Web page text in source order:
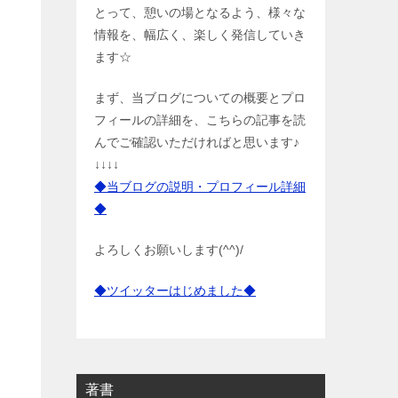
とって、憩いの場となるよう、様々な
情報を、幅広く、楽しく発信していき
ます☆
まず、当ブログについての概要とプロ
フィールの詳細を、こちらの記事を読
んでご確認いただければと思います♪
↓↓↓↓
◆当ブログの説明・プロフィール詳細
◆
よろしくお願いします(^^)/
◆ツイッターはじめました◆
著書